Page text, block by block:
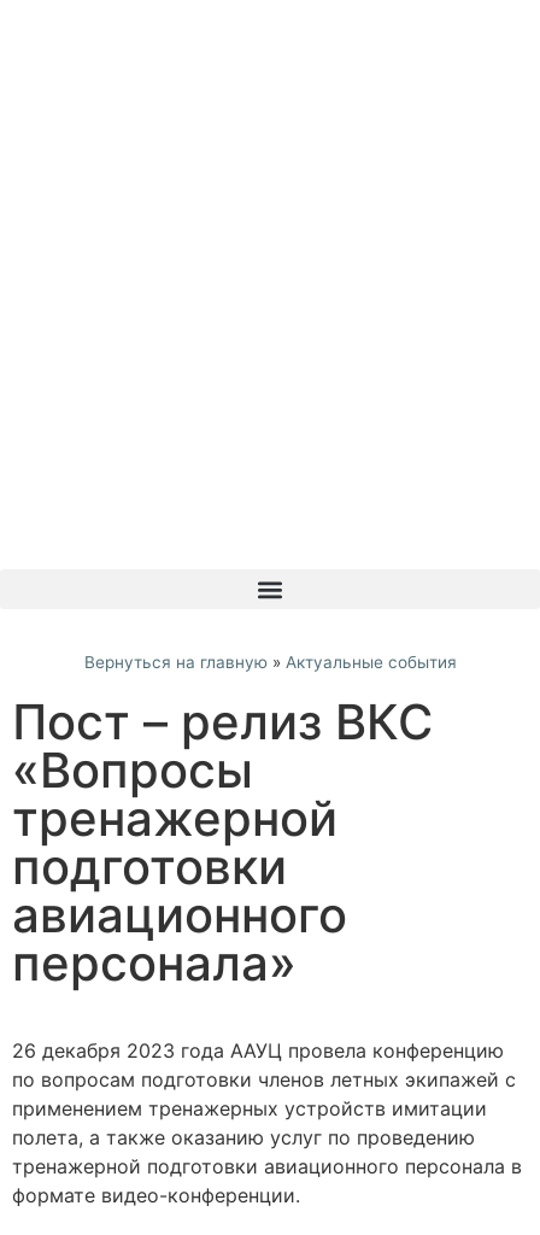
Вернуться на главную» Актуальные события
Пост – релиз ВКС
«Вопросы
тренажерной
подготовки
авиационного
персонала»
26 декабря 2023 года ААУЦ провела конференцию
по вопросам подготовки членов летных экипажей с
применением тренажерных устройств имитации
полета, а также оказанию услуг по проведению
тренажерной подготовки авиационного персонала в
формате видео-конференции.